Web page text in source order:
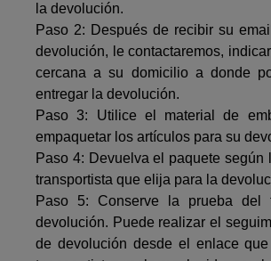
la devolución.
Paso 2: Después de recibir su
devolución, le contactaremos,
cercana a su domicilio a donde
entregar la devolución.
Paso 3: Utilice el material de
empaquetar los artículos para su
Paso 4: Devuelva el paquete según
transportista que elija para la
Paso 5: Conserve la prueba del
devolución. Puede realizar el
de devolución desde el enlace